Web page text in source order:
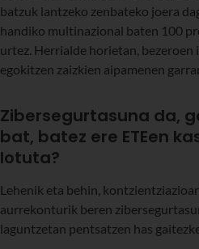
batzuk lantzeko zenbateko joera
handiko multinazional baten 100
urtez. Herrialde horietan,
egokitzen zaizkien aipamenen
Zibersegurtasuna da,
bat, batez ere ETEen
lotuta?
Lehenik eta behin,
aurrekonturik beren
laguntzetan pentsatzen has